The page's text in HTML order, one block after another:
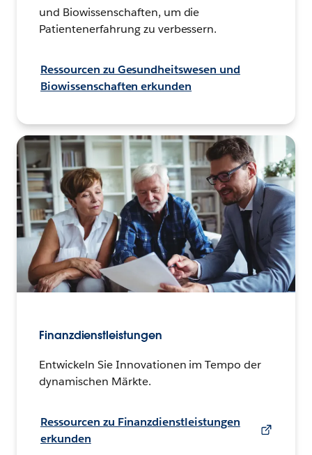
und Biowissenschaften, um die
Patientenerfahrung zu verbessern.
Ressourcen zu Gesundheitswesen und
Biowissenschaften erkunden
Finanzdienstleistungen
Entwickeln Sie Innovationen im Tempo der
dynamischen Märkte.
Ressourcen zu Finanzdienstleistungen
erkunden